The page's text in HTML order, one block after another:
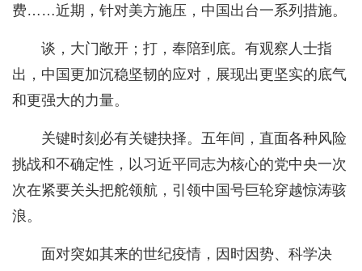
费……近期，针对美方施压，中国出台一系列措施。
谈，大门敞开；打，奉陪到底。有观察人士指
出，中国更加沉稳坚韧的应对，展现出更坚实的底气
和更强大的力量。
关键时刻必有关键抉择。五年间，直面各种风险
挑战和不确定性，以习近平同志为核心的党中央一次
次在紧要关头把舵领航，引领中国号巨轮穿越惊涛骇
浪。
面对突如其来的世纪疫情，因时因势、科学决